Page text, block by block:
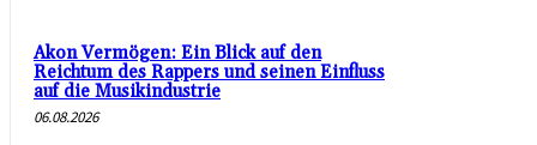
Akon Vermögen: Ein Blick auf den
Reichtum des Rappers und seinen Einfluss
auf die Musikindustrie
06.08.2026